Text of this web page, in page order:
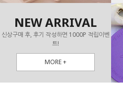
NEW ARRIVAL
신상구매 후, 후기 작성하면 1000P 적립이벤
트!
MORE +